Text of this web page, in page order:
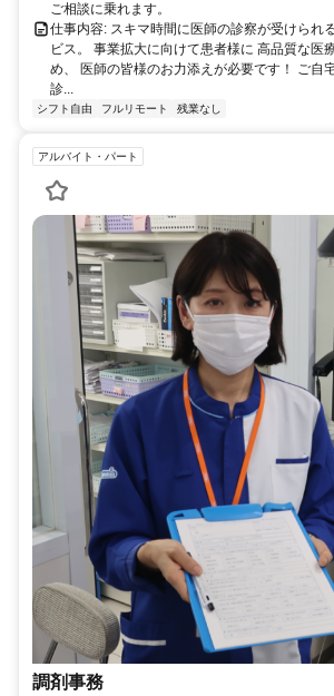
ご相談に乗れます。
仕事内容: スキマ時間に医師の診察が受けられ
ビス。 事業拡大に向けて患者様に 高品質な医
め、 医師の皆様のお力添えが必要です！ ご自
診...
シフト自由 フルリモート 残業なし
アルバイト・パート
調剤事務